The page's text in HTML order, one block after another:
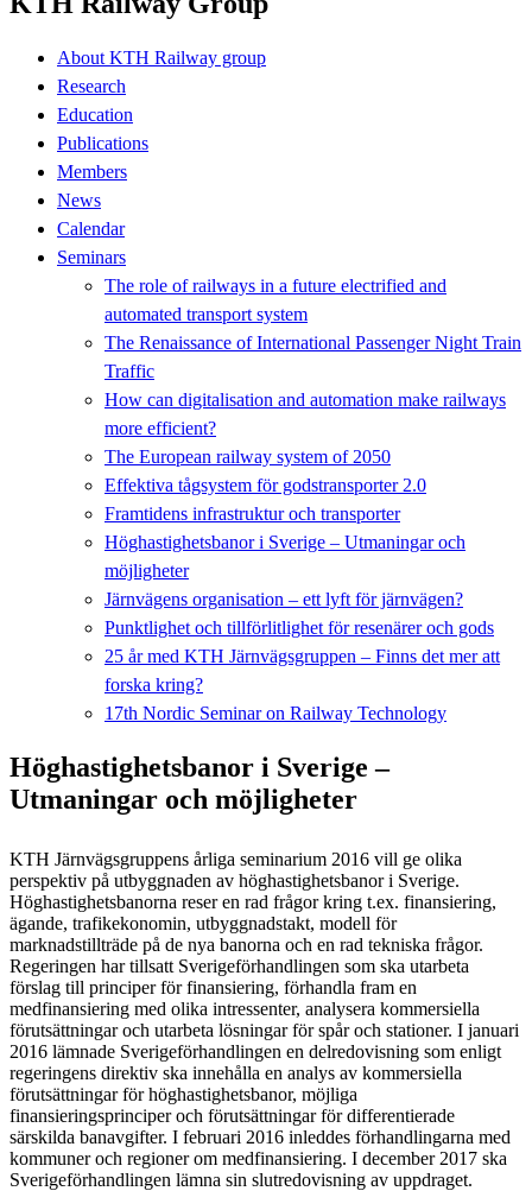
About KTH Railway group
Research
Education
Publications
Members
News
Calendar
Seminars
The role of railways in a future electrified and
automated transport system
The Renaissance of International Passenger Night Train
Traffic
How can digitalisation and automation make railways
more efficient?
The European railway system of 2050
Effektiva tågsystem för godstransporter 2.0
Framtidens infrastruktur och transporter
Höghastighetsbanor i Sverige – Utmaningar och
möjligheter
Järnvägens organisation – ett lyft för järnvägen?
Punktlighet och tillförlitlighet för resenärer och gods
25 år med KTH Järnvägsgruppen – Finns det mer att
forska kring?
17th Nordic Seminar on Railway Technology
Höghastighetsbanor i Sverige –
Utmaningar och möjligheter
KTH Järnvägsgruppens årliga seminarium 2016 vill ge olika
perspektiv på utbyggnaden av höghastighetsbanor i Sverige.
Höghastighetsbanorna reser en rad frågor kring t.ex. finansiering,
ägande, trafikekonomin, utbyggnadstakt, modell för
marknadstillträde på de nya banorna och en rad tekniska frågor.
Regeringen har tillsatt Sverigeförhandlingen som ska utarbeta
förslag till principer för finansiering, förhandla fram en
medfinansiering med olika intressenter, analysera kommersiella
förutsättningar och utarbeta lösningar för spår och stationer. I januari
2016 lämnade Sverigeförhandlingen en delredovisning som enligt
regeringens direktiv ska innehålla en analys av kommersiella
förutsättningar för höghastighetsbanor, möjliga
finansieringsprinciper och förutsättningar för differentierade
särskilda banavgifter. I februari 2016 inleddes förhandlingarna med
kommuner och regioner om medfinansiering. I december 2017 ska
Sverigeförhandlingen lämna sin slutredovisning av uppdraget.